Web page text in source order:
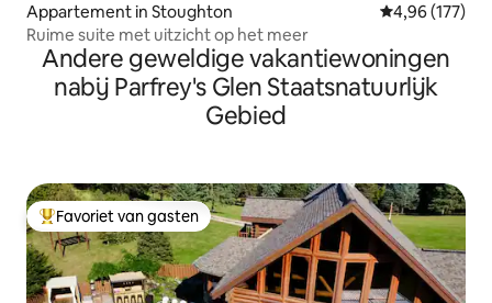
Appartement in Stoughton Gemiddelde
4,96 (177)
Ruime suite met uitzicht op het meer
Andere geweldige vakantiewoningen
nabij Parfrey's Glen Staatsnatuurlijk
Gebied
Topfavoriet van gasten
Favoriet van gasten